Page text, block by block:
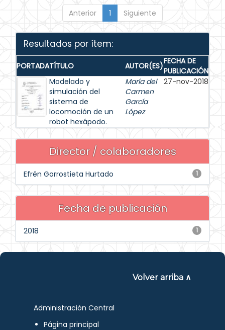
Anterior 1 Siguiente
Resultados por ítem:
PORTADATÍTULO AUTOR(ES)FECHA DE
PUBLICACIÓN
Modelado y
simulación del
sistema de
locomoción de un
robot hexápodo.
María del
Carmen
García
López
27-nov-2018
Director / colaboradores
1
Efrén Gorrostieta Hurtado
Fecha de publicación
1
2018
Volver arriba ∧
Administración Central
Página principal